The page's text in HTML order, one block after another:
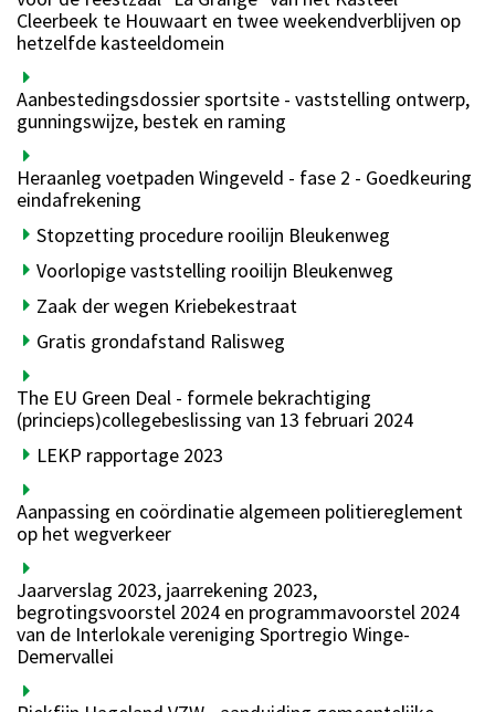
Cleerbeek te Houwaart en twee weekendverblijven op
hetzelfde kasteeldomein
Aanbestedingsdossier sportsite - vaststelling ontwerp,
gunningswijze, bestek en raming
Heraanleg voetpaden Wingeveld - fase 2 - Goedkeuring
eindafrekening
Stopzetting procedure rooilijn Bleukenweg
Voorlopige vaststelling rooilijn Bleukenweg
Zaak der wegen Kriebekestraat
Gratis grondafstand Ralisweg
The EU Green Deal - formele bekrachtiging
(princieps)collegebeslissing van 13 februari 2024
LEKP rapportage 2023
Aanpassing en coördinatie algemeen politiereglement
op het wegverkeer
Jaarverslag 2023, jaarrekening 2023,
begrotingsvoorstel 2024 en programmavoorstel 2024
van de Interlokale vereniging Sportregio Winge-
Demervallei